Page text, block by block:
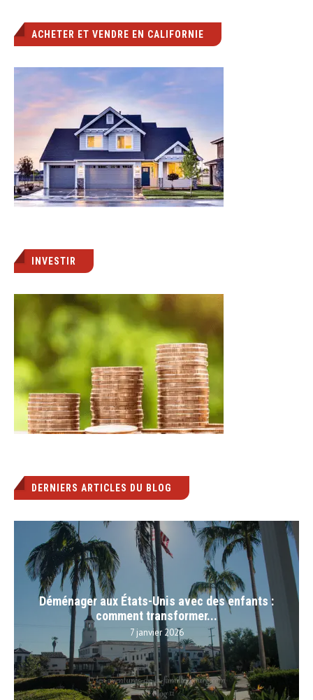
ACHETER ET VENDRE EN CALIFORNIE
INVESTIR
DERNIERS ARTICLES DU BLOG
Déménager aux États-Unis avec des enfants :
comment transformer...
7 janvier 2026